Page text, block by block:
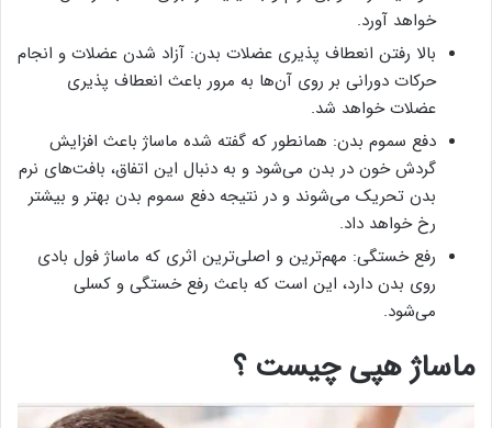
خواهد آورد.
بالا رفتن انعطاف پذیری عضلات بدن: آزاد شدن عضلات و انجام
حرکات دورانی بر روی آن‌ها به مرور باعث انعطاف پذیری
عضلات خواهد شد.
دفع سموم بدن: همانطور که گفته شده ماساژ باعث افزایش
گردش خون در بدن می‌شود و به دنبال این اتفاق، بافت‌های نرم
بدن تحریک می‌شوند و در نتیجه دفع سموم بدن بهتر و بیشتر
رخ خواهد داد.
رفع خستگی: مهم‌ترین و اصلی‌ترین اثری که ماساژ فول بادی
روی بدن دارد، این است که باعث رفع خستگی و کسلی
می‌شود.
ماساژ هپی چیست ؟